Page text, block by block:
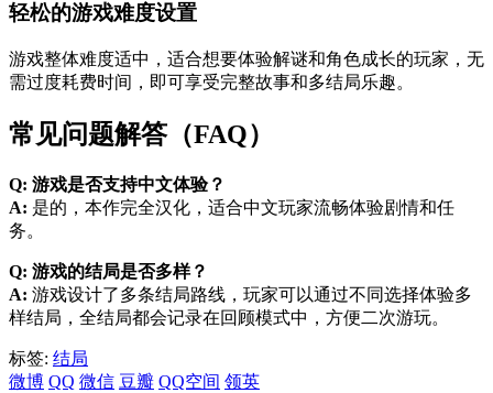
轻松的游戏难度设置
游戏整体难度适中，适合想要体验解谜和角色成长的玩家，无
需过度耗费时间，即可享受完整故事和多结局乐趣。
常见问题解答（FAQ）
Q: 游戏是否支持中文体验？
A: 是的，本作完全汉化，适合中文玩家流畅体验剧情和任
务。
Q: 游戏的结局是否多样？
A: 游戏设计了多条结局路线，玩家可以通过不同选择体验多
样结局，全结局都会记录在回顾模式中，方便二次游玩。
标签: 结局
微博 QQ 微信 豆瓣 QQ空间 领英